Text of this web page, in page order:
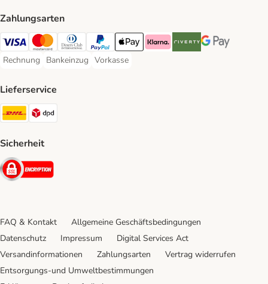
Zahlungsarten
Visa Payment Method
Mastercard Payment Method
Diners Club Payment Method
PayPal Payment Method
Apple Pay Payment Method
Klarna Payment Method
Riverty Payment Method
Google Pay
Rechnung
Rechnung Payment Method
Bankeinzug
Bankeinzug Payment Method
Vorkasse
Vorkasse Payment Method
Lieferservice
DHL Shipping Method
Sicherheit
Security
FAQ & Kontakt
Allgemeine Geschäftsbedingungen
Datenschutz
Impressum
Digital Services Act
Versandinformationen
Zahlungsarten
Vertrag widerrufen
Entsorgungs-und Umweltbestimmungen